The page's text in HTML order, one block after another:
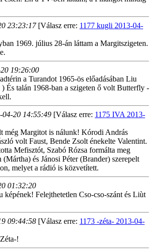
23:23:17[Válasz erre: 1177 kugli 2013-04-
1969. július 28-án láttam a Margitszigeten.
19:26:00
a Turandot 1965-ös előadásában Liu
És talán 1968-ban a szigeten ő volt Butterfly -
04-20 14:55:49 [Válasz erre: 1175 IVA 2013-
még Margitot is nálunk! Kórodi András
volt Faust, Bende Zsolt énekelte Valentint.
Mefisztót, Szabó Rózsa formálta meg
és Jánosi Péter (Brander) szerepelt
melyet a rádió is közvetített.
01:32:20
képének! Felejthetetlen Cso-cso-szánt és Liùt
09:44:58 [Válasz erre: 1173 -zéta- 2013-04-
!